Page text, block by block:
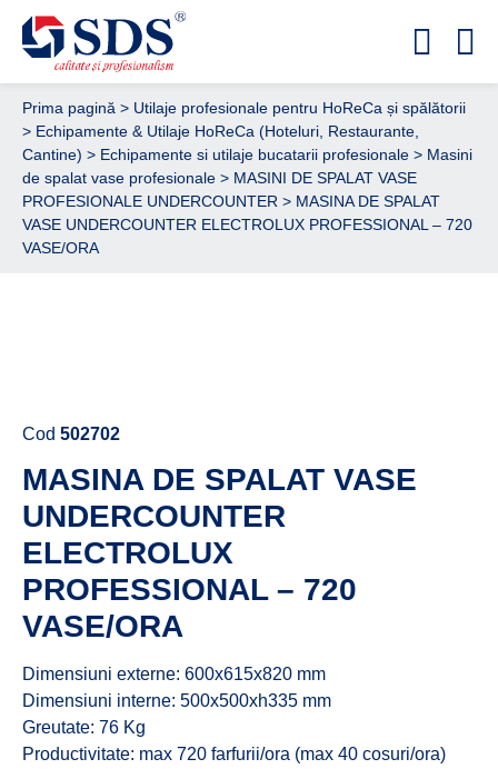
Prima pagină > Utilaje profesionale pentru HoReCa și spălătorii
> Echipamente & Utilaje HoReCa (Hoteluri, Restaurante,
Cantine) > Echipamente si utilaje bucatarii profesionale > Masini
de spalat vase profesionale > MASINI DE SPALAT VASE
PROFESIONALE UNDERCOUNTER > MASINA DE SPALAT
VASE UNDERCOUNTER ELECTROLUX PROFESSIONAL – 720
VASE/ORA
Cod 502702
MASINA DE SPALAT VASE
UNDERCOUNTER
ELECTROLUX
PROFESSIONAL – 720
VASE/ORA
Dimensiuni externe: 600x615x820 mm
Dimensiuni interne: 500x500xh335 mm
Greutate: 76 Kg
Productivitate: max 720 farfurii/ora (max 40 cosuri/ora)